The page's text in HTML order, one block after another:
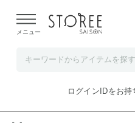
よる配送遅延が発生しており
メニュー
ご指定のアイテムは取り扱い
トップへ戻る
ログインIDをお